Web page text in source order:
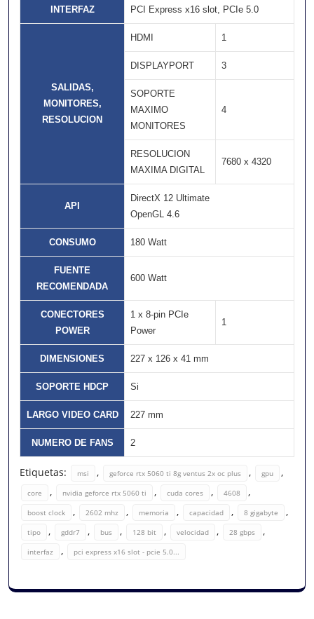
INTERFAZ PCI Express x16 slot, PCIe 5.0
SALIDAS,
MONITORES,
RESOLUCION
HDMI 1
DISPLAYPORT 3
SOPORTE
MAXIMO
MONITORES
4
RESOLUCION
MAXIMA DIGITAL
7680 x 4320
API
DirectX 12 Ultimate
OpenGL 4.6
CONSUMO 180 Watt
FUENTE
RECOMENDADA
600 Watt
CONECTORES
POWER
1 x 8-pin PCIe
Power
1
DIMENSIONES 227 x 126 x 41 mm
SOPORTE HDCP Si
LARGO VIDEO CARD 227 mm
NUMERO DE FANS 2
Etiquetas: msi , geforce rtx 5060 ti 8g ventus 2x oc plus , gpu ,
core , nvidia geforce rtx 5060 ti , cuda cores , 4608 ,
boost clock , 2602 mhz , memoria , capacidad , 8 gigabyte ,
tipo , gddr7 , bus , 128 bit , velocidad , 28 gbps ,
interfaz , pci express x16 slot - pcie 5.0...